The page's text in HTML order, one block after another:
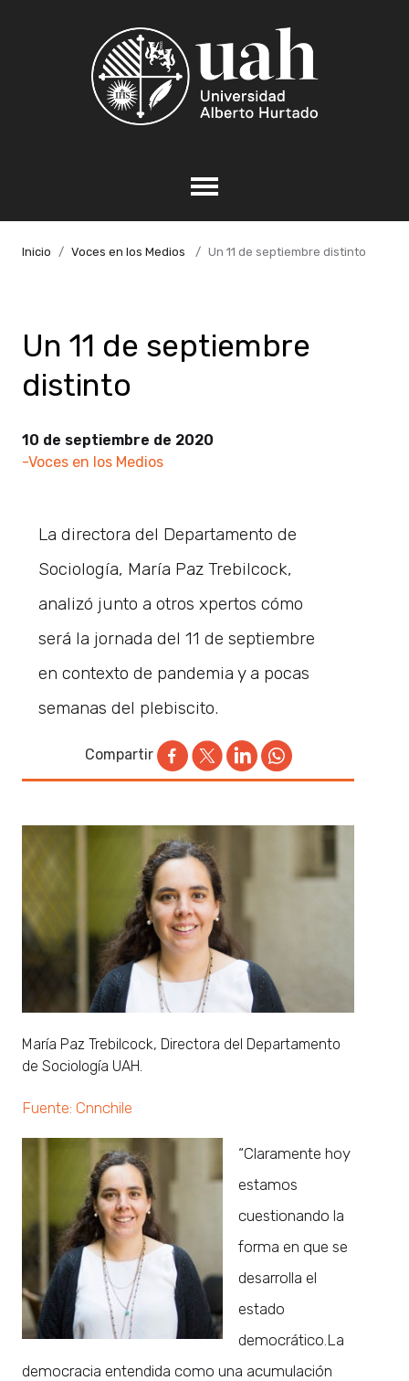
Inicio Voces en los Medios Un 11 de septiembre distinto
Un 11 de septiembre
distinto
10 de septiembre de 2020
-Voces en los Medios
La directora del Departamento de
Sociología, María Paz Trebilcock,
analizó junto a otros xpertos cómo
será la jornada del 11 de septiembre
en contexto de pandemia y a pocas
semanas del plebiscito.
Compartir
María Paz Trebilcock, Directora del Departamento
de Sociología UAH.
Fuente: Cnnchile
“Claramente hoy
estamos
cuestionando la
forma en que se
desarrolla el
estado
democrático.La
democracia entendida como una acumulación